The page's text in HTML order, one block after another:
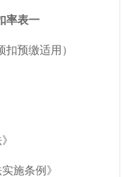
率表一
扣预缴适用）
施条例》